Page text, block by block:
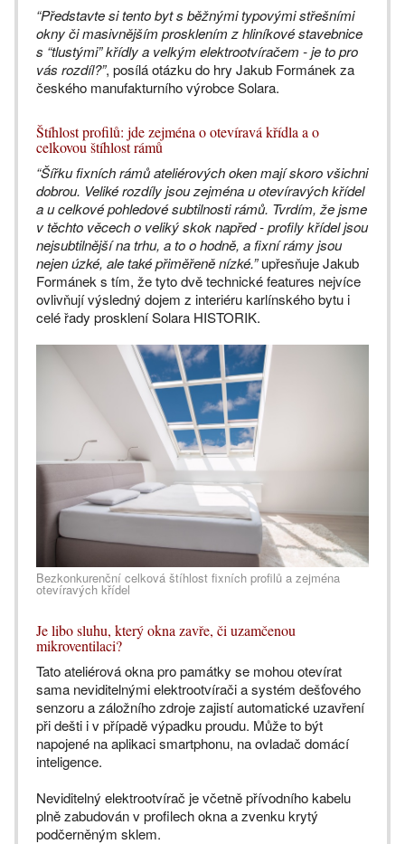
“Představte si tento byt s běžnými typovými střešními
okny či masivnějším prosklením z hliníkové stavebnice
s “tlustými” křídly a velkým elektrootvíračem - je to pro
vás rozdíl?”, posílá otázku do hry Jakub Formánek za
českého manufakturního výrobce Solara.
Štíhlost profilů: jde zejména o otevíravá křídla a o
celkovou štíhlost rámů
“Šířku fixních rámů ateliérových oken mají skoro všichni
dobrou. Veliké rozdíly jsou zejména u otevíravých křídel
a u celkové pohledové subtilnosti rámů. Tvrdím, že jsme
v těchto věcech o veliký skok napřed - profily křídel jsou
nejsubtilnější na trhu, a to o hodně, a fixní rámy jsou
nejen úzké, ale také přiměřeně nízké.”upřesňuje Jakub
Formánek s tím, že tyto dvě technické features nejvíce
ovlivňují výsledný dojem z interiéru karlínského bytu i
celé řady prosklení Solara HISTORIK.
Bezkonkurenční celková štíhlost fixních profilů a zejména
otevíravých křídel
Je libo sluhu, který okna zavře, či uzamčenou
mikroventilaci?
Tato ateliérová okna pro památky se mohou otevírat
sama neviditelnými elektrootvírači a systém dešťového
senzoru a záložního zdroje zajistí automatické uzavření
při dešti i v případě výpadku proudu. Může to být
napojené na aplikaci smartphonu, na ovladač domácí
inteligence.
Neviditelný elektrootvírač je včetně přívodního kabelu
plně zabudován v profilech okna a zvenku krytý
podčerněným sklem.